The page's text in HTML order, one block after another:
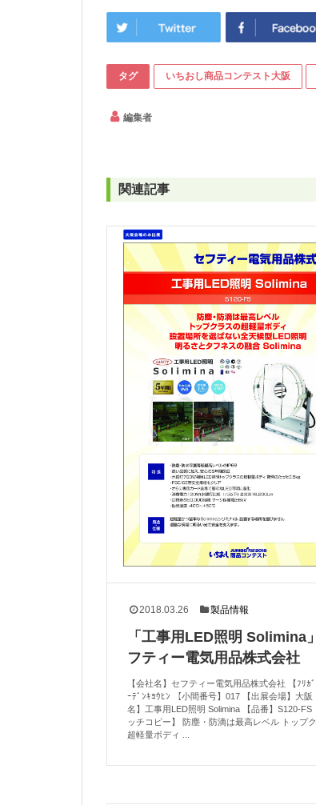
タグ いちおし商品コンテスト大阪
編集者
関連記事
2018.03.26 製品情報
「工事用LED照明 Solimina
フティー電気用品株式会社
【会社名】セフティー電気用品株式会社 【ﾌﾘｶ
ｰﾃﾞﾝｷﾖｳﾋﾝ 【小間番号】017 【出展会場】大阪
名】工事用LED照明 Solimina 【品番】S120-FS
ッチコピー】 防塵・防滴は最高レベル トップ
超軽量ボディ ...